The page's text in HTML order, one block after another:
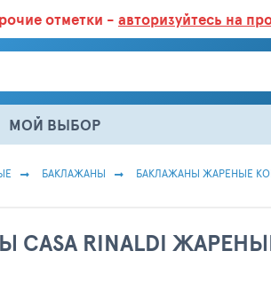
100 000 ТОВАРОВ. ЕЖЕДНЕВНОЕ
отметки -авторизуйтесь на
МОЙ ВЫБОР
БАКЛАЖАНЫ БАКЛАЖАНЫ ЖАРЕНЫЕ
RINALDI